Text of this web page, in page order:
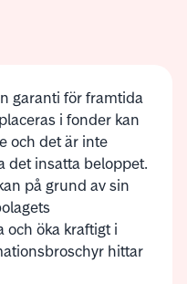
garanti för framtida
i fonder kan
och det är inte
det insatta beloppet.
på grund av sin
öka kraftigt i
hittar